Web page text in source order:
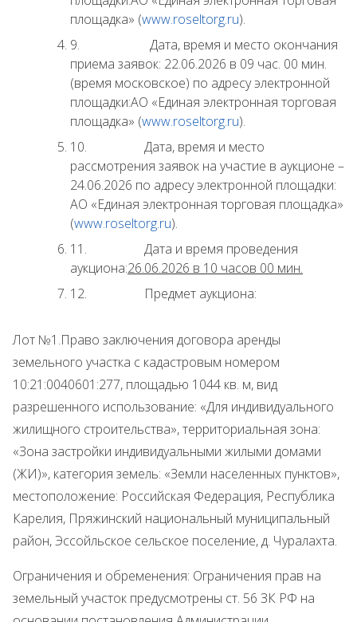
площадка» (www.roseltorg.ru).
9. Дата, время и место окончания
приема заявок: 22.06.2026 в 09 час. 00 мин.
(время московское) по адресу электронной
площадки:АО «Единая электронная торговая
площадка» (www.roseltorg.ru).
10. Дата, время и место
рассмотрения заявок на участие в аукционе –
24.06.2026 по адресу электронной площадки:
АО «Единая электронная торговая площадка»
(www.roseltorg.ru).
11. Дата и время проведения
аукциона:26.06.2026 в 10 часов 00 мин.
12. Предмет аукциона:
Лот №1.Право заключения договора аренды
земельного участка с кадастровым номером
10:21:0040601:277, площадью 1044 кв. м, вид
разрешенного использование: «Для индивидуального
жилищного строительства», территориальная зона:
«Зона застройки индивидуальными жилыми домами
(ЖИ)», категория земель: «Земли населенных пунктов»,
местоположение: Российская Федерация, Республика
Карелия, Пряжинский национальный муниципальный
район, Эссойльское сельское поселение, д. Чуралахта.
Ограничения и обременения: Ограничения прав на
земельный участок предусмотрены ст. 56 ЗК РФ на